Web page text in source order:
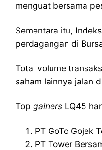
menguat bersama
Sementara itu,
perdagangan di
Total volume
saham lainnya jalan
Top gainers LQ45
PT GoTo Gojek
PT Tower